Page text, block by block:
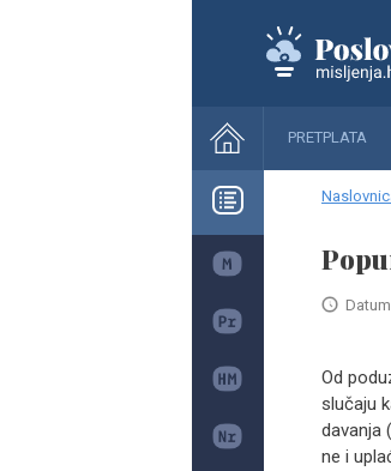
PRETPLATA
Od
slučaju
davanja
ne i